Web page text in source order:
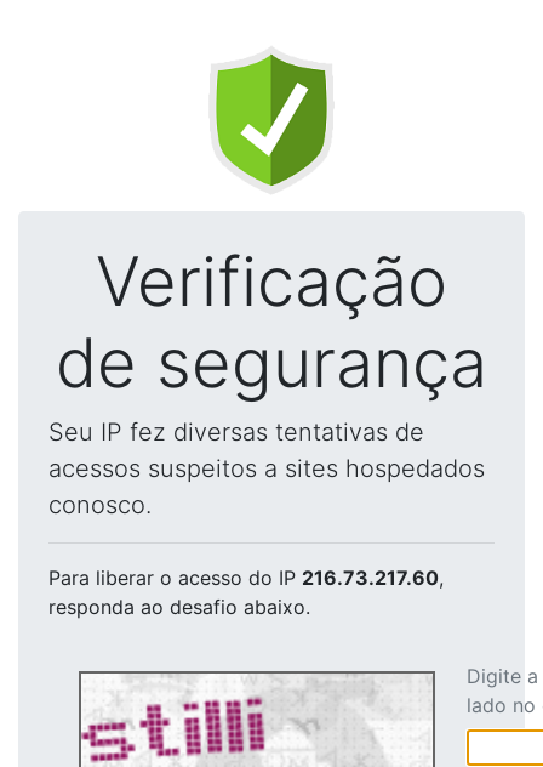
Verificação
de segurança
Seu IP fez diversas tentativas de
acessos suspeitos a sites hospedados
conosco.
Para liberar o acesso do IP 216.73.217.60,
responda ao desafio abaixo.
Digite
lado no